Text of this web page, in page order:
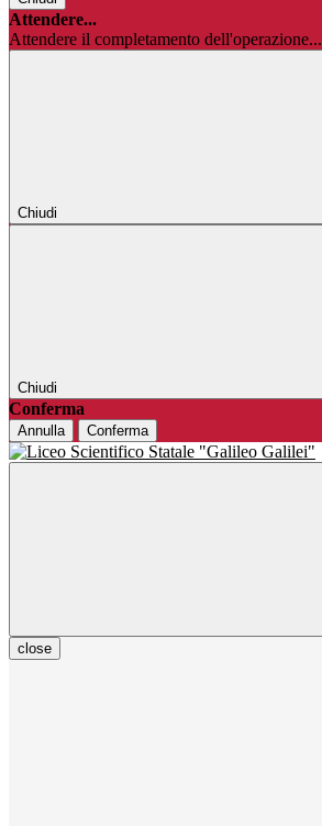
Attendere...
Attendere il completamento dell'operazione...
Chiudi
Chiudi
Conferma
Annulla Conferma
close